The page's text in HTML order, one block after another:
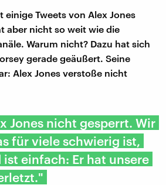
einige Tweets von Alex Jones
aber nicht so weit wie die
Warum nicht? Dazu hat sich
gerade geäußert. Seine
Alex Jones verstoße nicht
Jones nicht gesperrt. Wir
für viele schwierig ist,
ist einfach: Er hat unsere